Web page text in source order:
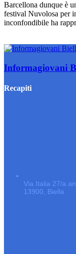
Barcellona dunque è
festival Nuvolosa per
inconfondibile ha
Informagiovani
Recapiti
Via Italia 27/a
13900, Biella